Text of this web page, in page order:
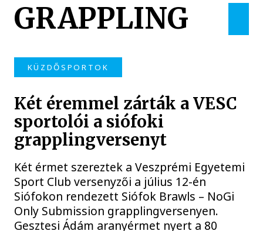
GRAPPLING
KÜZDŐSPORTOK
Két éremmel zárták a VESC
sportolói a siófoki
grapplingversenyt
Két érmet szereztek a Veszprémi Egyetemi
Sport Club versenyzői a július 12-én
Siófokon rendezett Siófok Brawls – NoGi
Only Submission grapplingversenyen.
Gesztesi Ádám aranyérmet nyert a 80